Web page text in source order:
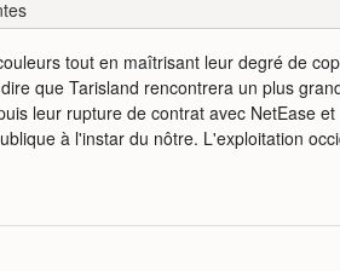
tout en maîtrisant leur degré de
que Tarisland rencontrera un plus
leur rupture de contrat avec NetEase et
à l'instar du nôtre. L'exploitation